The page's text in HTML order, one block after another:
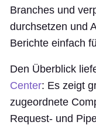
Branches und
durchsetzen und
Berichte einfach
Den Überblick
Center: Es zeigt
zugeordnete
Request- und